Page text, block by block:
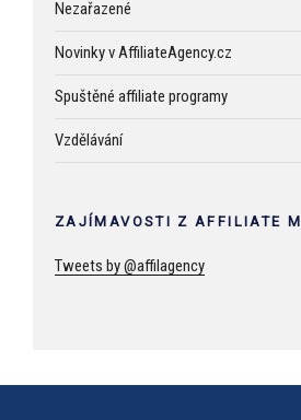
Nezařazené
Novinky v AffiliateAgency.cz
Spuštěné affiliate programy
Vzdělávání
ZAJÍMAVOSTI Z AFFILIATE
Tweets by @affilagency